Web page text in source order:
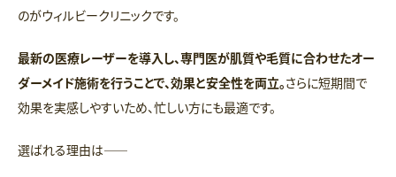
のがウィルビークリニックです。
最新の医療レーザーを導入し、専門医が肌質や毛質に合わせたオー
ダーメイド施術を行うことで、効果と安全性を両立。さらに短期間で
効果を実感しやすいため、忙しい方にも最適です。
選ばれる理由は――